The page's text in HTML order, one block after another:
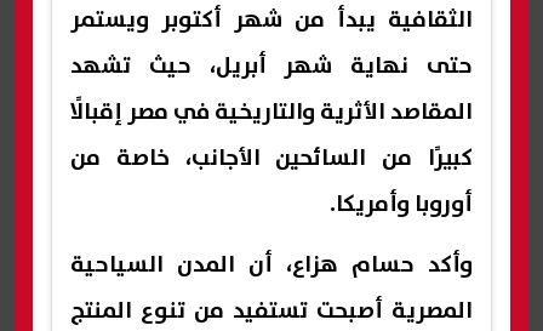
الثقافية يبدأ من شهر أكتوبر ويستمر
حتى نهاية شهر أبريل، حيث تشهد
المقاصد الأثرية والتاريخية في مصر إقبالًا
كبيرًا من السائحين الأجانب، خاصة من
أوروبا وأمريكا.
وأكد حسام هزاع، أن المدن السياحية
المصرية أصبحت تستفيد من تنوع المنتج